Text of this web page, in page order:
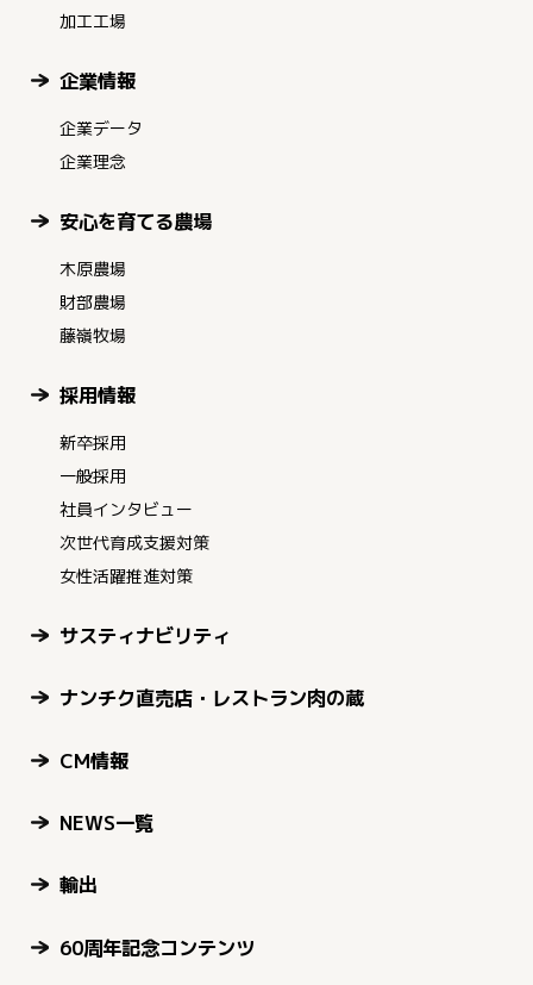
加工工場
企業情報
企業データ
企業理念
安心を育てる農場
木原農場
財部農場
藤嶺牧場
採用情報
新卒採用
一般採用
社員インタビュー
次世代育成支援対策
女性活躍推進対策
サスティナビリティ
ナンチク直売店・レストラン肉の蔵
CM情報
NEWS一覧
輸出
60周年記念コンテンツ